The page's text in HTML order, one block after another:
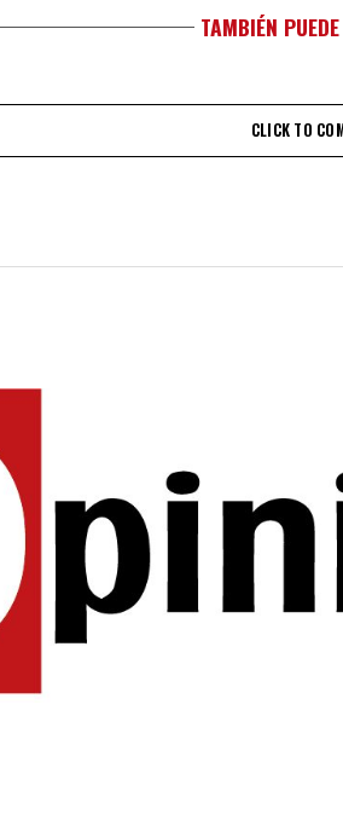
TAMBIÉN
CLICK TO